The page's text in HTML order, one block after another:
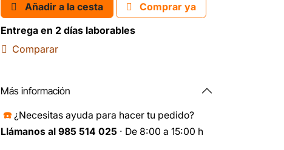
Añadir a la cesta
Comprar ya
Entrega en 2 días laborables
Comparar
Más información
☎️ ¿Necesitas ayuda para hacer tu pedido?
Llámanos al 985 514 025 · De 8:00 a 15:00 h